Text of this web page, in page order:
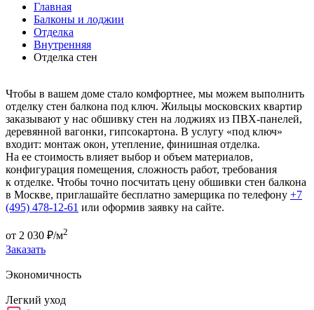
Главная
Балконы и лоджии
Отделка
Внутренняя
Отделка стен
Чтобы в вашем доме стало комфортнее, мы можем выполнить
отделку стен балкона под ключ. Жильцы московских квартир
заказывают у нас обшивку стен на лоджиях из ПВХ-панелей,
деревянной вагонки, гипсокартона. В услугу «под ключ»
входит: монтаж окон, утепление, финишная отделка.
На ее стоимость влияет выбор и объем материалов,
конфигурация помещения, сложность работ, требования
к отделке. Чтобы точно посчитать цену обшивки стен балкона
в Москве, приглашайте бесплатно замерщика по телефону +7
(495) 478-12-61 или оформив заявку на сайте.
от 2 030 ₽/м2
Заказать
Экономичность
Легкий уход